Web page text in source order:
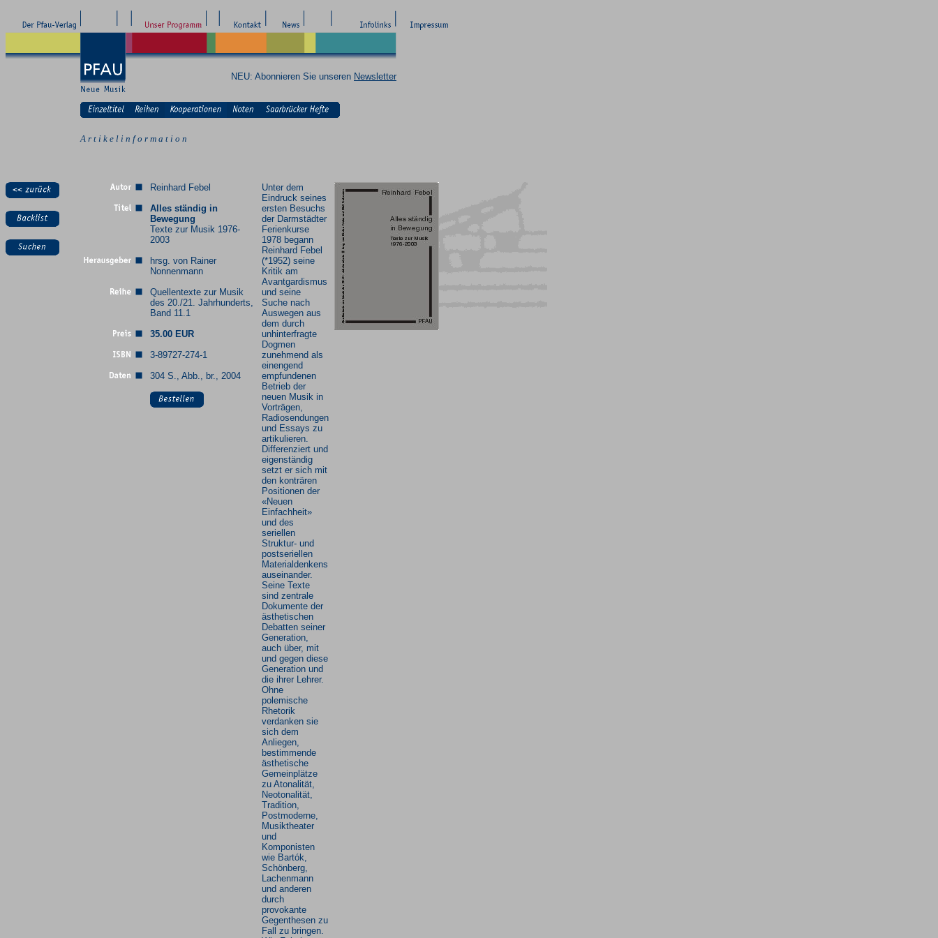
NEU: Abonnieren Sie unseren Newsletter
A r t i k e l i n f o r m a t i o n
Reinhard Febel
Alles ständig in
Bewegung
Texte zur Musik 1976-
2003
hrsg. von Rainer
Nonnenmann
Quellentexte zur Musik
des 20./21. Jahrhunderts,
Band 11.1
35.00 EUR
3-89727-274-1
304 S., Abb., br., 2004
Unter dem
Eindruck seines
ersten Besuchs
der Darmstädter
Ferienkurse
1978 begann
Reinhard Febel
(*1952) seine
Kritik am
Avantgardismus
und seine
Suche nach
Auswegen aus
dem durch
unhinterfragte
Dogmen
zunehmend als
einengend
empfundenen
Betrieb der
neuen Musik in
Vorträgen,
Radiosendungen
und Essays zu
artikulieren.
Differenziert und
eigenständig
setzt er sich mit
den konträren
Positionen der
«Neuen
Einfachheit»
und des
seriellen
Struktur- und
postseriellen
Materialdenkens
auseinander.
Seine Texte
sind zentrale
Dokumente der
ästhetischen
Debatten seiner
Generation,
auch über, mit
und gegen diese
Generation und
die ihrer Lehrer.
Ohne
polemische
Rhetorik
verdanken sie
sich dem
Anliegen,
bestimmende
ästhetische
Gemeinplätze
zu Atonalität,
Neotonalität,
Tradition,
Postmoderne,
Musiktheater
und
Komponisten
wie Bartók,
Schönberg,
Lachenmann
und anderen
durch
provokante
Gegenthesen zu
Fall zu bringen.